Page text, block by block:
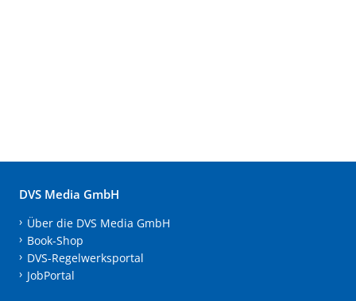
DVS Media GmbH
Über die DVS Media GmbH
Book-Shop
DVS-Regelwerksportal
JobPortal